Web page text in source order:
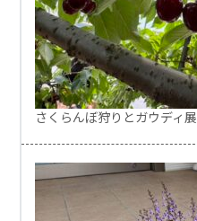
さくらんぼ狩りとガウディ展